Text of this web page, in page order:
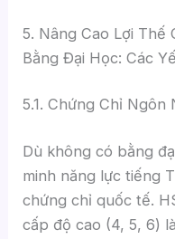
5. Nâng Cao Lợi Thế
Bằng Đại Học: Các
5.1. Chứng Chỉ
Dù không có bằng
minh năng lực tiếng
chứng chỉ quốc tế.
cấp độ cao (4, 5, 6)